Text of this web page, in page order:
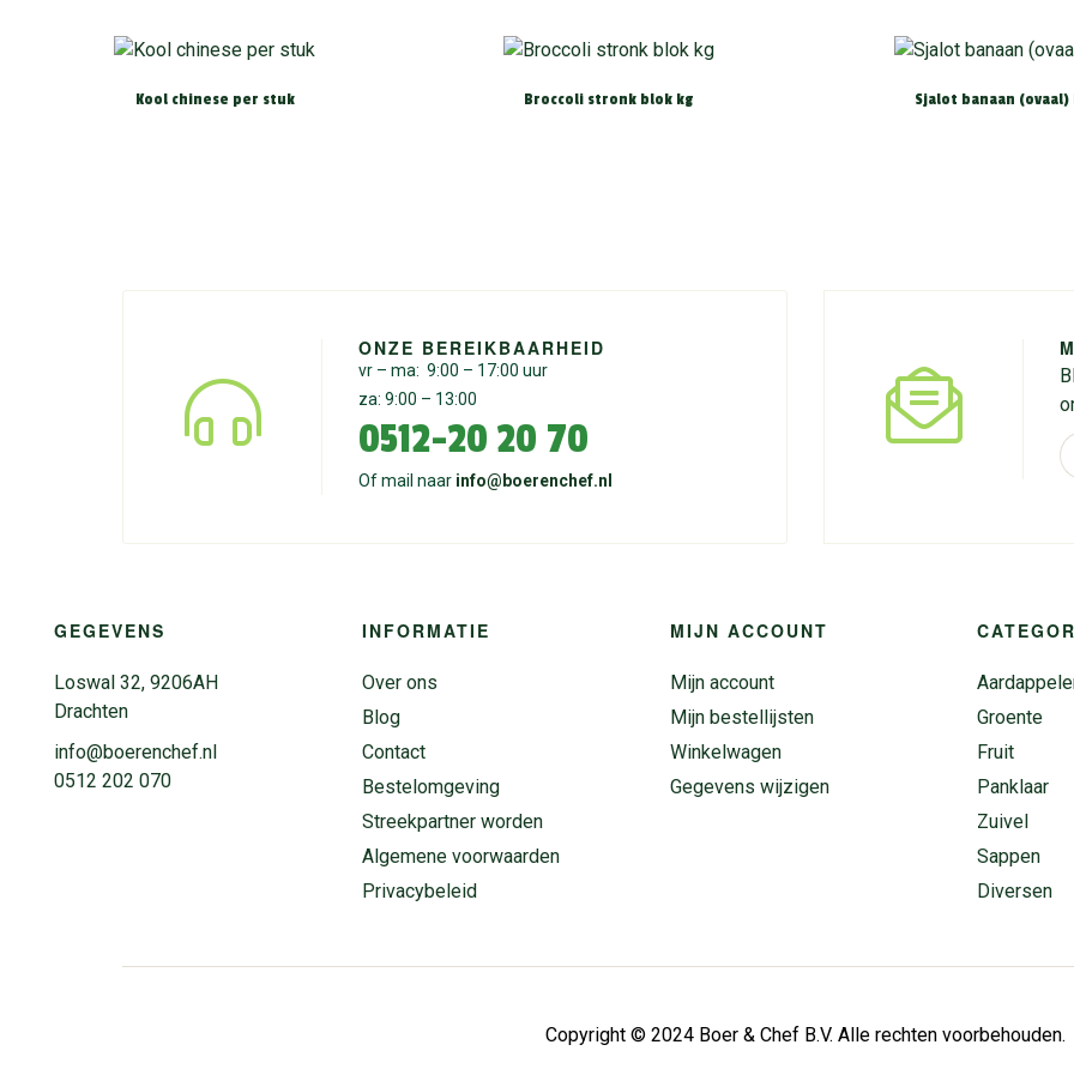
Kool chinese per stuk Broccoli stronk blok kg Sjalot banaan (ovaal)
ONZE BEREIKBAARHEID
vr – ma: 9:00 – 17:00 uur
za: 9:00 – 13:00
0512-20 20 70
Of mail naar info@boerenchef.nl
GEGEVENS
Loswal 32, 9206AH
Drachten
info@boerenchef.nl
0512 202 070
INFORMATIE
Over ons
Blog
Contact
Bestelomgeving
Streekpartner worden
Algemene voorwaarden
Privacybeleid
MIJN ACCOUNT
Mijn account
Mijn bestellijsten
Winkelwagen
Gegevens wijzigen
Groente
Fruit
Panklaar
Zuivel
Sappen
Diversen
Copyright © 2024 Boer & Chef B.V. Alle rechten voorbehouden.